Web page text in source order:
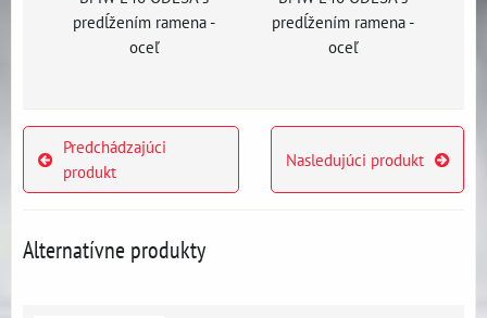
predĺžením ramena -
oceľ
predĺžením ramena -
oceľ
Predchádzajúci
produkt
Nasledujúci produkt
Alternatívne produkty